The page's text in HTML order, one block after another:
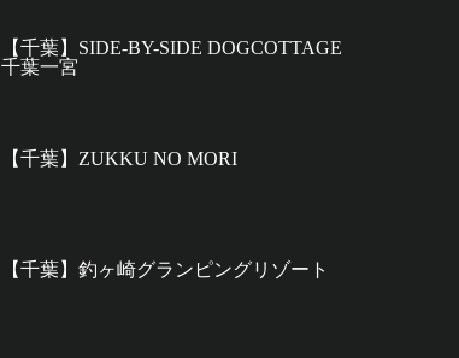
【千葉】SIDE-BY-SIDE DOGCOTTAGE
千葉一宮
【千葉】ZUKKU NO MORI
【千葉】釣ヶ崎グランピングリゾート